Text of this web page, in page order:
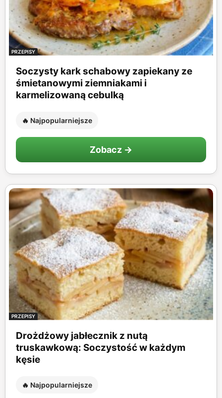
PRZEPISY
Soczysty kark schabowy zapiekany ze
śmietanowymi ziemniakami i
karmelizowaną cebulką
🔥 Najpopularniejsze
Zobacz →
PRZEPISY
Drożdżowy jabłecznik z nutą
truskawkową: Soczystość w każdym
kęsie
🔥 Najpopularniejsze